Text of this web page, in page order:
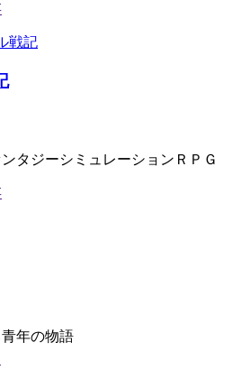
タジーシミュレーションＲＰＧ
年の物語